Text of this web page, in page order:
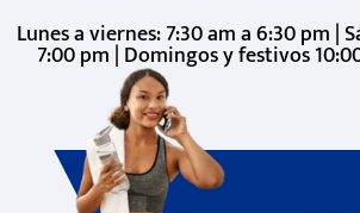
Lunes a viernes: 7:30 am a 6:30 pm |
7:00 pm | Domingos y festivos